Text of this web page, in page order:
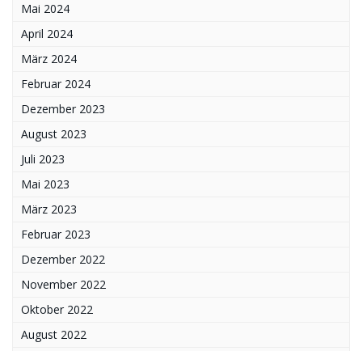
Mai 2024
April 2024
März 2024
Februar 2024
Dezember 2023
August 2023
Juli 2023
Mai 2023
März 2023
Februar 2023
Dezember 2022
November 2022
Oktober 2022
August 2022